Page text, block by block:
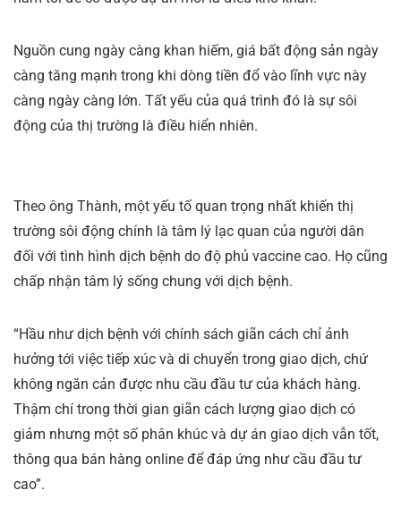
Nguồn cung ngày càng khan hiếm, giá bất động sản ngày
càng tăng mạnh trong khi dòng tiền đổ vào lĩnh vực này
càng ngày càng lớn. Tất yếu của quá trình đó là sự sôi
động của thị trường là điều hiển nhiên.
Theo ông Thành, một yếu tố quan trọng nhất khiến thị
trường sôi động chính là tâm lý lạc quan của người dân
đối với tình hình dịch bệnh do độ phủ vaccine cao. Họ cũng
chấp nhận tâm lý sống chung với dịch bệnh.
“Hầu như dịch bệnh với chính sách giãn cách chỉ ảnh
hưởng tới việc tiếp xúc và di chuyển trong giao dịch, chứ
không ngăn cản được nhu cầu đầu tư của khách hàng.
Thậm chí trong thời gian giãn cách lượng giao dịch có
giảm nhưng một số phân khúc và dự án giao dịch vẫn tốt,
thông qua bán hàng online để đáp ứng như cầu đầu tư
cao”.